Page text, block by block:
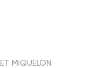
MIQUELON